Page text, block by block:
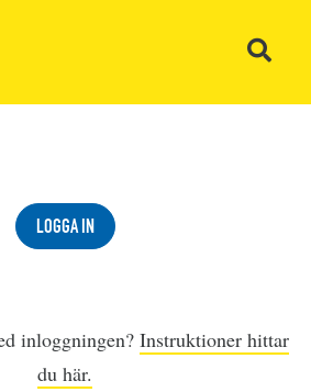
LOGGA IN
inloggningen? Instruktioner hittar
du här.